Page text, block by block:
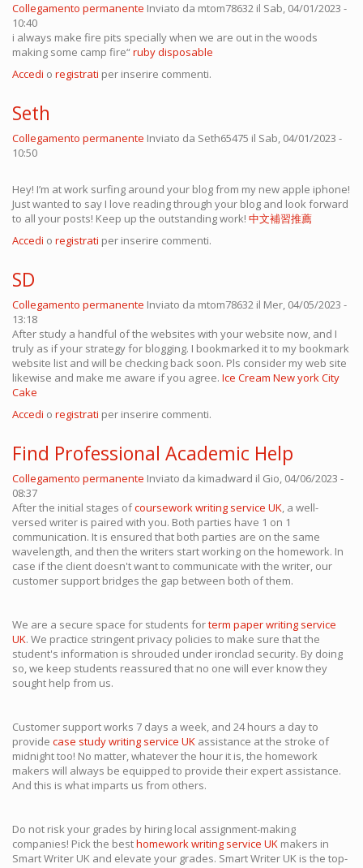
Collegamento permanente Inviato da mtom78632 il Sab, 04/01/2023 -
10:40
i always make fire pits specially when we are out in the woods
making some camp fire“ruby disposable
Accedi o registrati per inserire commenti.
Seth
Collegamento permanente Inviato da Seth65475 il Sab, 04/01/2023 -
10:50
Hey! I’m at work surfing around your blog from my new apple iphone!
Just wanted to say I love reading through your blog and look forward
to all your posts! Keep up the outstanding work! 中文補習推薦
Accedi o registrati per inserire commenti.
SD
Collegamento permanente Inviato da mtom78632 il Mer, 04/05/2023 -
13:18
After study a handful of the websites with your website now, and I
truly as if your strategy for blogging. I bookmarked it to my bookmark
website list and will be checking back soon. Pls consider my web site
likewise and make me aware if you agree. Ice Cream New york City
Cake
Accedi o registrati per inserire commenti.
Find Professional Academic Help
Collegamento permanente Inviato da kimadward il Gio, 04/06/2023 -
08:37
After the initial stages ofcoursework writing service UK, a well-
versed writer is paired with you. Both parties have 1 on 1
communication. It is ensured that both parties are on the same
wavelength, and then the writers start working on the homework. In
case if the client doesn't want to communicate with the writer, our
customer support bridges the gap between both of them.
We are a secure space for students forterm paper writing service
UK. We practice stringent privacy policies to make sure that the
student's information is shrouded under ironclad security. By doing
so, we keep students reassured that no one will ever know they
sought help from us.
Customer support works 7 days a week, and 24 hours a day to
provide case study writing service UK assistance at the stroke of
midnight too! No matter, whatever the hour it is, the homework
makers will always be equipped to provide their expert assistance.
And this is what imparts us from others.
Do not risk your grades by hiring local assignment-making
companies! Pick the besthomework writing service UK makers in
Smart Writer UK and elevate your grades. Smart Writer UK is the top-